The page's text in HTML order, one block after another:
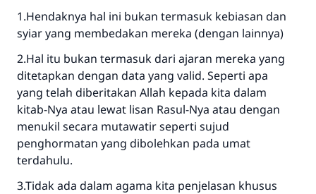
1.Hendaknya hal ini bukan termasuk kebiasan dan
syiar yang membedakan mereka (dengan lainnya)
2.Hal itu bukan termasuk dari ajaran mereka yang
ditetapkan dengan data yang valid. Seperti apa
yang telah diberitakan Allah kepada kita dalam
kitab-Nya atau lewat lisan Rasul-Nya atau dengan
menukil secara mutawatir seperti sujud
penghormatan yang dibolehkan pada umat
terdahulu.
3.Tidak ada dalam agama kita penjelasan khusus